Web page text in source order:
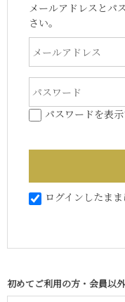
メールアドレスとパ
さい。
パスワードを表示
ログインしたまま
初めてご利用の方・会員以